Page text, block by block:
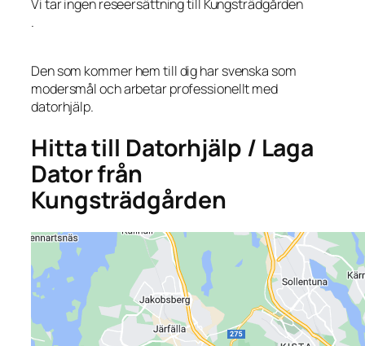
Vi tar ingen reseersättning till Kungsträdgården
.
Den som kommer hem till dig har svenska som
modersmål och arbetar professionellt med
datorhjälp.
Hitta till Datorhjälp / Laga
Dator från
Kungsträdgården